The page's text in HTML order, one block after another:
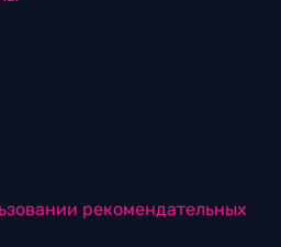
рекомендательных